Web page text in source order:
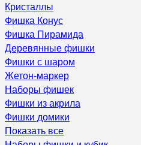
Кристаллы
Фишка Конус
Фишка Пирамида
Деревянные фишки
Фишки с шаром
Жетон-маркер
Наборы фишек
Фишки из акрила
Фишки домики
Показать все